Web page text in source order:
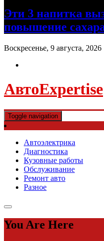
Эти 3 напитка
повышение
Воскресенье, 9 августа, 2026
АвтоExpertise
Toggle navigation
Автоэлектрика
Диагностика
Кузовные работы
Обслуживание
Ремонт авто
Разное
You Are Here